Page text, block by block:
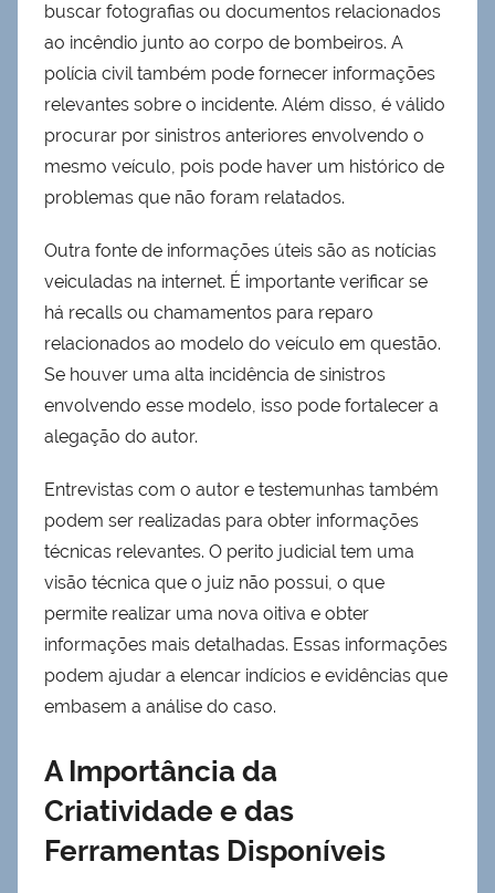
buscar fotografias ou documentos relacionados
ao incêndio junto ao corpo de bombeiros. A
polícia civil também pode fornecer informações
relevantes sobre o incidente. Além disso, é válido
procurar por sinistros anteriores envolvendo o
mesmo veículo, pois pode haver um histórico de
problemas que não foram relatados.
Outra fonte de informações úteis são as notícias
veiculadas na internet. É importante verificar se
há recalls ou chamamentos para reparo
relacionados ao modelo do veículo em questão.
Se houver uma alta incidência de sinistros
envolvendo esse modelo, isso pode fortalecer a
alegação do autor.
Entrevistas com o autor e testemunhas também
podem ser realizadas para obter informações
técnicas relevantes. O perito judicial tem uma
visão técnica que o juiz não possui, o que
permite realizar uma nova oitiva e obter
informações mais detalhadas. Essas informações
podem ajudar a elencar indícios e evidências que
embasem a análise do caso.
A Importância da
Criatividade e das
Ferramentas Disponíveis